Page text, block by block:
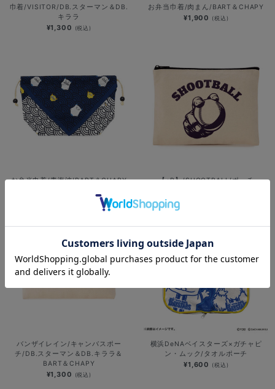
巾着/VISITOR/DB.スターマン＆DB.
キララ
¥1,300 (税込)
お弁当巾着/肉まん/BART＆CHAPY
¥1,900 (税込)
お弁当巾着/青海波/BART＆CHAPY 【+B】/SHOOTBALL/ポーチ
バンザイレイン/キャンバスポー
チ/DB.スターマン＆DB.キララ＆
BART＆CHAPY
¥1,300 (税込)
横浜DeNAベイスターズ×ガチャピ
ン・ムック/タオルポーチ
¥1,600 (税込)